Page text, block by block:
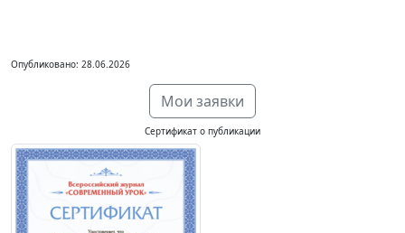
Опубликовано: 28.06.2026
Мои заявки
Сертификат о публикации